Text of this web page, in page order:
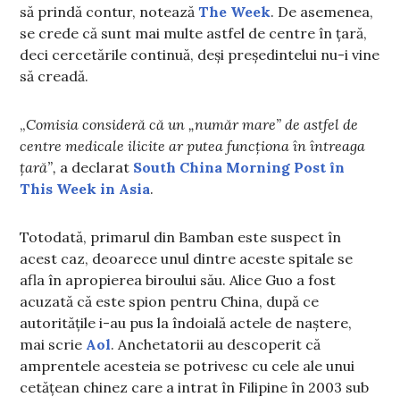
să prindă contur, notează The Week. De asemenea,
se crede că sunt mai multe astfel de centre în țară,
deci cercetările continuă, deși președintelui nu-i vine
să creadă.
„Comisia consideră că un „număr mare” de astfel de
centre medicale ilicite ar putea funcționa în întreaga
țară”, a declarat South China Morning Post în
This Week in Asia.
Totodată, primarul din Bamban este suspect în
acest caz, deoarece unul dintre aceste spitale se
afla în apropierea biroului său. Alice Guo a fost
acuzată că este spion pentru China, după ce
autoritățile i-au pus la îndoială actele de naștere,
mai scrie Aol. Anchetatorii au descoperit că
amprentele acesteia se potrivesc cu cele ale unui
cetățean chinez care a intrat în Filipine în 2003 sub